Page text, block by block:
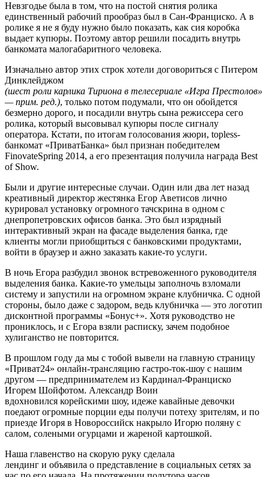
Невзгодье была в том, что на постой снятия ролика
единственный рабочий прообраз был в Сан-Франциско. А в
ролике я не я буду нужно было показать, как сия коробка
выдает купюры. Поэтому автор решили посадить внутрь
банкомата малогабаритного человека.
Изначально автор этих строк хотели договориться с Питером
Динклейджом
(шест роли карлика Тириона в телесериале «Игра Престолов»
— прим. ред.), только потом подумали, что он обойдется
безмерно дорого, и посадили внутрь сына режиссера сего
ролика, который высовывал купюры после сигналу
оператора. Кстати, по итогам голосования жюри, topless-
банкомат «ПриватБанка» был признан победителем
FinovateSpring 2014, а его презентация получила награда Best
of Show.
Были и другие интересные случаи. Один или два лет назад
креативный директор жестянка Егор Аветисов лично
курировал установку огромного тачскрина в одном с
днепропетровских офисов банка. Это был изрядный
интерактивный экран на фасаде выделения банка, где
клиенты могли приобщиться с банковскими продуктами,
войти в браузер и ажно заказать какие-то услуги.
В ночь Егора разбудил звонок встревоженного руководителя
выделения банка. Какие-то умельцы заполночь взломали
систему и запустили на огромном экране клубничка. С одной
стороны, было даже с задором, ведь клубничка — это логотип
дисконтной программы «Бонус+». Хотя руководство не
прониклось, и с Егора взяли расписку, зачем подобное
хулиганство не повторится.
В прошлом году да мы с тобой вывели на главную страницу
«Приват24» онлайн-трансляцию гастро-ток-шоу с нашим
другом — предпринимателем из Кардинал-Франциско
Игорем Шойфотом. Александр Воин
вдохновился корейскими шоу, идеже кавайные девочки
поедают огромные порции еды получи потеху зрителям, и по
приезде Игоря в Новороссийск накрыло Игорю поляну с
салом, солеными огурцами и жареной картошкой.
Наша главенство на скорую руку сделала
лендинг и объявила о представление в социальных сетях за